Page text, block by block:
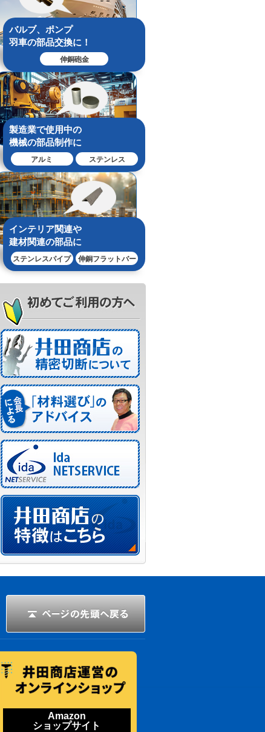
バルブ、ポンプ
羽車の部品交換に！
伸銅砲金
製造業で使用中の
機械の部品制作に
アルミ ステンレス
インテリア関連や
建材関連の部品に
ステンレスパイプ 伸銅フラットバー
Amazon
ショップサイト